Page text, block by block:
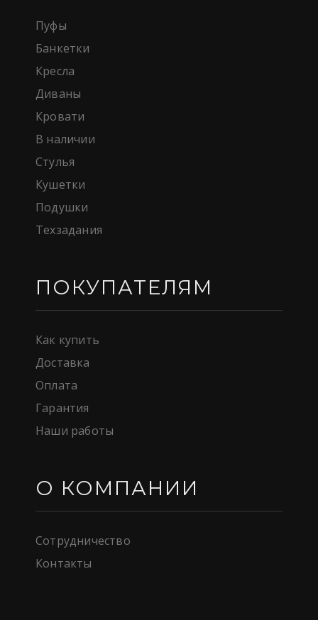
Пуфы
Банкетки
Кресла
Диваны
Кровати
В наличии
Стулья
Кушетки
Подушки
Техзадания
ПОКУПАТЕЛЯМ
Как купить
Доставка
Оплата
Гарантия
Наши работы
О КОМПАНИИ
Сотрудничество
Контакты